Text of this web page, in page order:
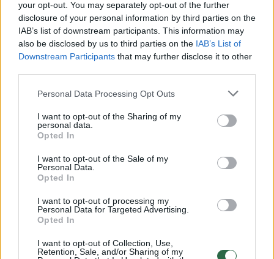
your opt-out. You may separately opt-out of the further
disclosure of your personal information by third parties on the
IAB’s list of downstream participants. This information may
also be disclosed by us to third parties on the IAB’s List of
Downstream Participants that may further disclose it to other
Personal Data Processing Opt Outs
I want to opt-out of the Sharing of my
personal data.
Opted In
I want to opt-out of the Sale of my
Personal Data.
Opted In
I want to opt-out of processing my
Personal Data for Targeted Advertising.
Opted In
I want to opt-out of Collection, Use,
Retention, Sale, and/or Sharing of my
Žiūrimiausi įrašai
32 laipsnių šilumos
Žinios | Orai
V. Zalužno pasisakymą laiko bandymu įsitvirtinti
Ukrainos politikoje: jis yra neteisus
Laidos | Nauja diena